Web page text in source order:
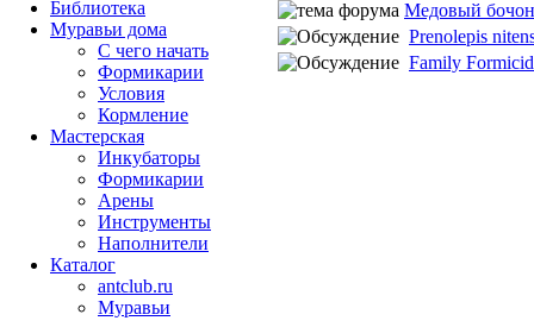
Медовый
Prenolepis
Family
Библиотека
Муравьи дома
С чего начать
Формикарии
Условия
Кормление
Мастерская
Инкубаторы
Формикарии
Арены
Инструменты
Наполнители
Каталог
antclub.ru
Муравьи